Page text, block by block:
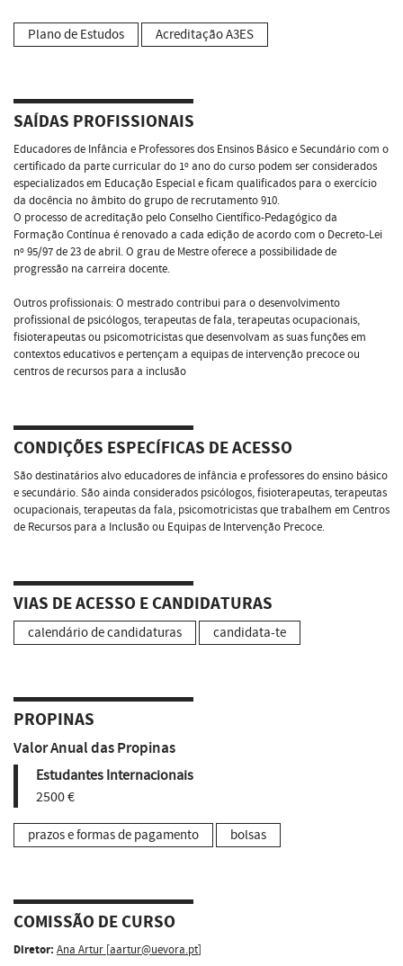
Plano de Estudos Acreditação A3ES
SAÍDAS PROFISSIONAIS
Educadores de Infância e Professores dos Ensinos Básico e Secundário com o
certificado da parte curricular do 1º ano do curso podem ser considerados
especializados em Educação Especial e ficam qualificados para o exercício
da docência no âmbito do grupo de recrutamento 910.
O processo de acreditação pelo Conselho Científico-Pedagógico da
Formação Contínua é renovado a cada edição de acordo com o Decreto-Lei
nº 95/97 de 23 de abril. O grau de Mestre oferece a possibilidade de
progressão na carreira docente.
Outros profissionais: O mestrado contribui para o desenvolvimento
profissional de psicólogos, terapeutas de fala, terapeutas ocupacionais,
fisioterapeutas ou psicomotricistas que desenvolvam as suas funções em
contextos educativos e pertençam a equipas de intervenção precoce ou
centros de recursos para a inclusão
CONDIÇÕES ESPECÍFICAS DE ACESSO
São destinatários alvo educadores de infância e professores do ensino básico
e secundário. São ainda considerados psicólogos, fisioterapeutas, terapeutas
ocupacionais, terapeutas da fala, psicomotricistas que trabalhem em Centros
de Recursos para a Inclusão ou Equipas de Intervenção Precoce.
VIAS DE ACESSO E CANDIDATURAS
calendário de candidaturas candidata-te
PROPINAS
Valor Anual das Propinas
Estudantes Internacionais
2500 €
prazos e formas de pagamento bolsas
COMISSÃO DE CURSO
Diretor: Ana Artur [aartur@uevora.pt]